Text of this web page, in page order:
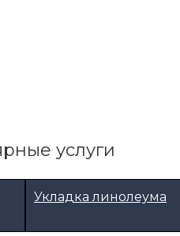
услуги
Укладка линолеума